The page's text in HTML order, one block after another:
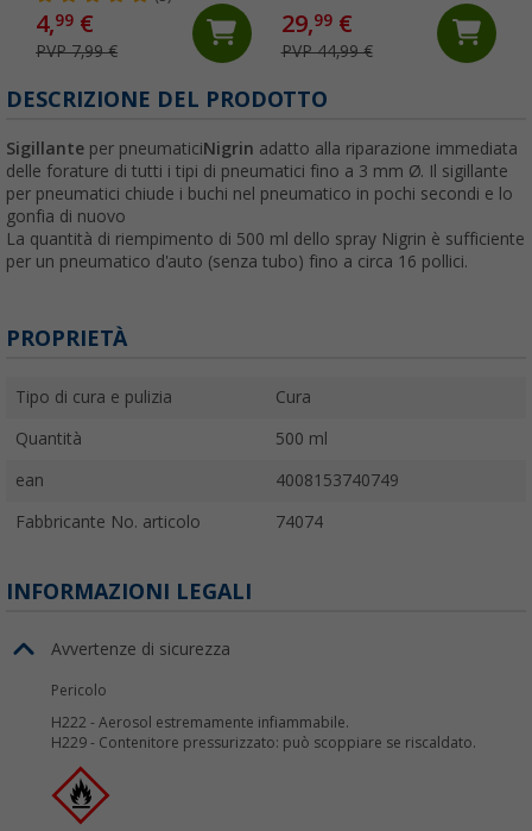
4,99 €
PVP 7,99 €
29,99€
PVP 44,99 €
DESCRIZIONE DEL PRODOTTO
Sigillante per pneumaticiNigrin adatto alla riparazione immediata
delle forature di tutti i tipi di pneumatici fino a 3 mm Ø. Il sigillante
per pneumatici chiude i buchi nel pneumatico in pochi secondi e lo
gonfia di nuovo
La quantità di riempimento di 500 ml dello spray Nigrin è sufficiente
per un pneumatico d'auto (senza tubo) fino a circa 16 pollici.
PROPRIETÀ
Tipo di cura e pulizia Cura
Quantità 500 ml
ean 4008153740749
Fabbricante No. articolo 74074
INFORMAZIONI LEGALI
Avvertenze di sicurezza
Pericolo
H222 - Aerosol estremamente infiammabile.
H229 - Contenitore pressurizzato: può scoppiare se riscaldato.